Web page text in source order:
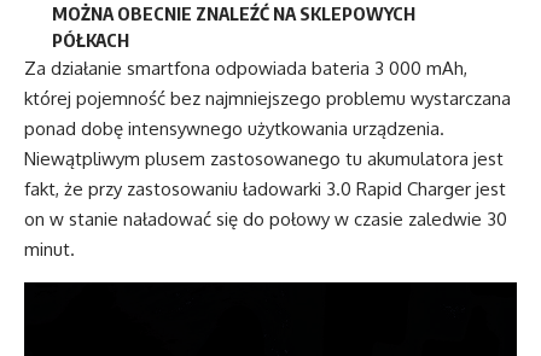
MOŻNA OBECNIE ZNALEŹĆ NA SKLEPOWYCH
PÓŁKACH
Za działanie smartfona odpowiada bateria 3 000 mAh,
której pojemność bez najmniejszego problemu wystarczana
ponad dobę intensywnego użytkowania urządzenia.
Niewątpliwym plusem zastosowanego tu akumulatora jest
fakt, że przy zastosowaniu ładowarki 3.0 Rapid Charger jest
on w stanie naładować się do połowy w czasie zaledwie 30
minut.